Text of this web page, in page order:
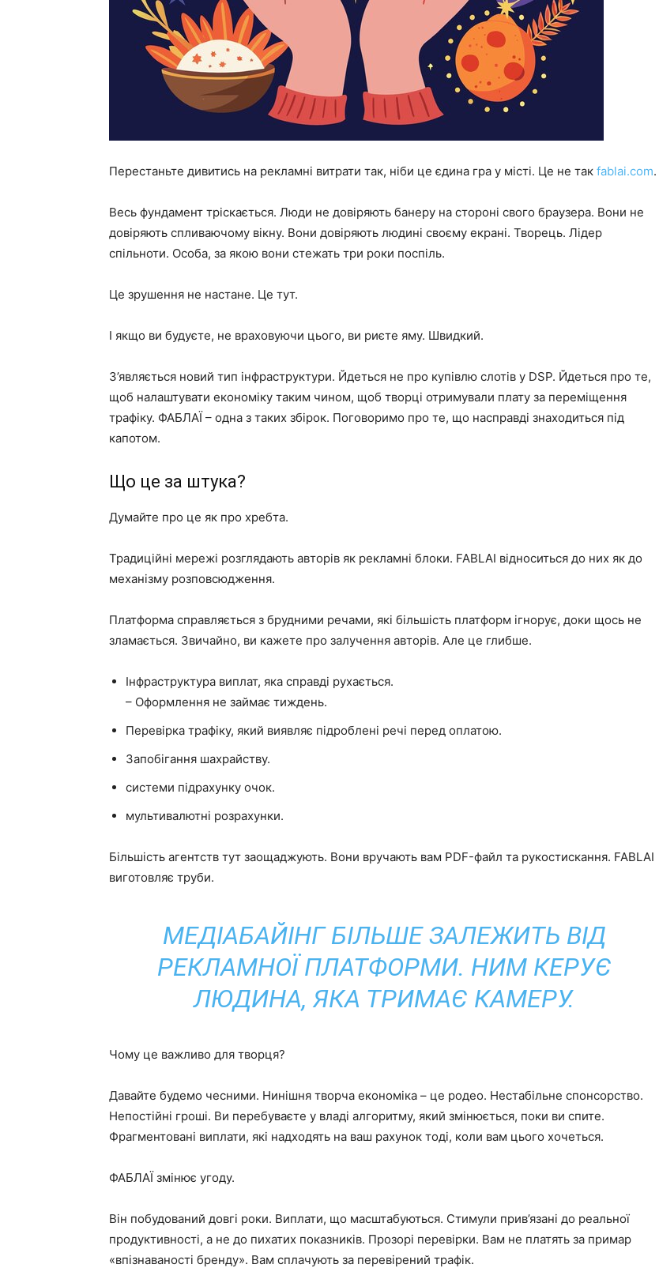
Перестаньте дивитись на рекламні витрати так, ніби це єдина гра у місті. Це не так fablai.com.
Весь фундамент тріскається. Люди не довіряють банеру на стороні свого браузера. Вони не
довіряють спливаючому вікну. Вони довіряють людині своєму екрані. Творець. Лідер
спільноти. Особа, за якою вони стежать три роки поспіль.
Це зрушення не настане. Це тут.
І якщо ви будуєте, не враховуючи цього, ви риєте яму. Швидкий.
З’являється новий тип інфраструктури. Йдеться не про купівлю слотів у DSP. Йдеться про те,
щоб налаштувати економіку таким чином, щоб творці отримували плату за переміщення
трафіку. ФАБЛАЇ – одна з таких збірок. Поговоримо про те, що насправді знаходиться під
капотом.
Що це за штука?
Думайте про це як про хребта.
Традиційні мережі розглядають авторів як рекламні блоки. FABLAI відноситься до них як до
механізму розповсюдження.
Платформа справляється з брудними речами, які більшість платформ ігнорує, доки щось не
зламається. Звичайно, ви кажете про залучення авторів. Але це глибше.
Інфраструктура виплат, яка справді рухається.
– Оформлення не займає тиждень.
Перевірка трафіку, який виявляє підроблені речі перед оплатою.
Запобігання шахрайству.
системи підрахунку очок.
мультивалютні розрахунки.
Більшість агентств тут заощаджують. Вони вручають вам PDF-файл та рукостискання. FABLAI
виготовляє труби.
МЕДІАБАЙІНГ БІЛЬШЕ ЗАЛЕЖИТЬ ВІД
РЕКЛАМНОЇ ПЛАТФОРМИ. НИМ КЕРУЄ
ЛЮДИНА, ЯКА ТРИМАЄ КАМЕРУ.
Чому це важливо для творця?
Давайте будемо чесними. Нинішня творча економіка – це родео. Нестабільне спонсорство.
Непостійні гроші. Ви перебуваєте у владі алгоритму, який змінюється, поки ви спите.
Фрагментовані виплати, які надходять на ваш рахунок тоді, коли вам цього хочеться.
ФАБЛАЇ змінює угоду.
Він побудований довгі роки. Виплати, що масштабуються. Стимули прив’язані до реальної
продуктивності, а не до пихатих показників. Прозорі перевірки. Вам не платять за примар
«впізнаваності бренду». Вам сплачують за перевірений трафік.